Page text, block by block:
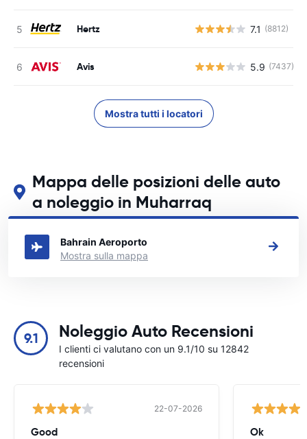
Hertz 7.1 (8812)
Avis 5.9 (7437)
Mostra tutti i locatori
Mappa delle posizioni delle auto
a noleggio in Muharraq
Guarda le nostre principali sedi di autonoleggio in Muharraq
Bahrain Aeroporto
Mostra sulla mappa
9.1 Noleggio Auto Recensioni
I clienti ci valutano con un 9.1/10 su 12842
recensioni
22-07-2026
Good Ok